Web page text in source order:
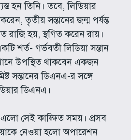
হন তিনি। তবে, লিডিয়ার
তৃতীয় সন্তানের জন্ম পর্যন্ত
হয়, স্থগিত করেন রায়।
শর্ত- গর্ভবতী লিডিয়া সন্তান
উপস্থিত থাকবেন একজন
সন্তানের ডিএনএ-র সঙ্গে
ডিএনএ।
সেই কাঙ্ক্ষিত সময়। প্রসব
নেওয়া হলো অপারেশন